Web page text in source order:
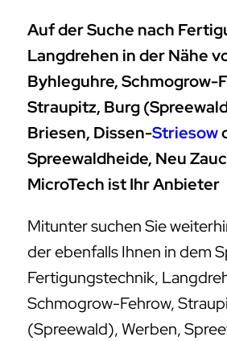
Auf der Suche nach
Langdrehen in der Nähe
Byhleguhre, Schmogrow-
Straupitz, Burg
Briesen, Dissen-Striesow
Spreewaldheide, Neu
MicroTech ist Ihr Anbieter
Mitunter suchen Sie
der ebenfalls Ihnen in dem
Fertigungstechnik,
Schmogrow-Fehrow,
(Spreewald), Werben,